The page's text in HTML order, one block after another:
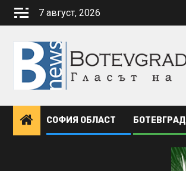
Skip
7 август, 2026
СОФИЯ ОБЛАСТ БОТЕВГРАД